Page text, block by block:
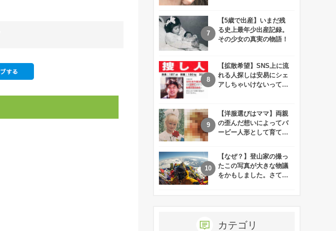
【5歳で出産】いまだ残
る史上最年少出産記録。
その少女の真実の物語！
【拡散希望】SNS上に流
れる人探しは安易にシェ
アしちゃいけないって知
【洋服選びはママ】両親
の歪んだ想いによってバ
ービー人形として育てら
【なぜ？】登山家の撮っ
たこの写真が大きな物議
をかもしました。さて、
カテゴリ